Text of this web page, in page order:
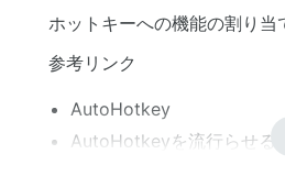
ホットキーへの機能の割り
参考リンク
AutoHotkey
AutoHotkeyを流行らせる